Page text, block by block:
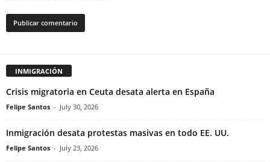
INMIGRACIÓN
Crisis migratoria en Ceuta desata alerta en España
Felipe Santos - July 30, 2026
Inmigración desata protestas masivas en todo EE. UU.
Felipe Santos - July 23, 2026